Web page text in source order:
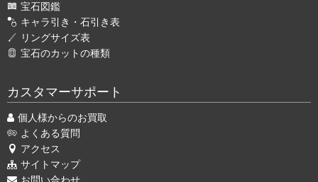
宝石図鑑
キャラ引き・石引き表
リングサイズ表
宝石のカットの種類
カスタマーサポート
個人様からのお買取
よくある質問
アクセス
サイトマップ